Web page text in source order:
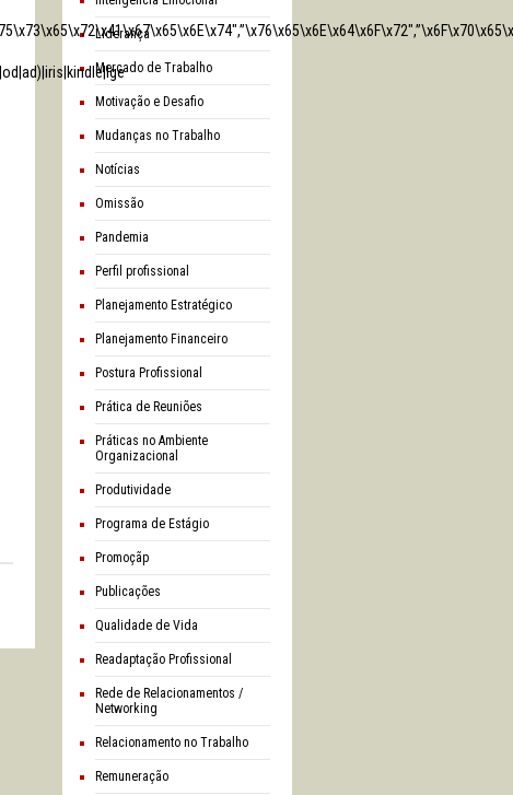
Liderança
Mercado de Trabalho
Motivação e Desafio
Mudanças no Trabalho
Notícias
Omissão
Pandemia
Perfil profissional
Planejamento Estratégico
Planejamento Financeiro
Postura Profissional
Prática de Reuniões
Práticas no Ambiente
Organizacional
Produtividade
Programa de Estágio
Promoçãp
Publicações
Qualidade de Vida
Readaptação Profissional
Rede de Relacionamentos /
Networking
Relacionamento no Trabalho
Remuneração